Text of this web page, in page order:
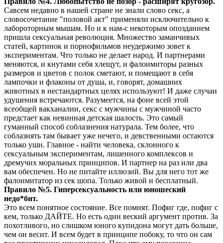
Савсем недавно в нашей стране не знали слово секс, а
словосочетание "половой акт" применяли исключительно к
лабороторным мышам. Но и к нам-с некоторым опозданием
пришла сексуальная революция. Множество заманчивых
статей, картинок и порнофильмов неудержимо зовет к
экспериментам. Что только не делает народ. И партнерами
меняются, и кнутами себя хлещут, и фалоимиторы разных
размеров и цветов с полок сметают, и помещают в себя
лампочки и флаконы от душа, и, говорят, домашних
животных в нестандартных целях используют! И даже случаи
удушения встречаются. Разумеется, на фоне всей этой
всеобщей вакханалии, секс с мужчины с мужчиной часто
предстает как невинная детская шалость. Это самый
гуманный способ соблазнения натурала. Тем более, что
соблазнять там бывает уже нечего, и девственными остаются
только уши. Главное - найти человека, склонного к
сексуальным экспериментам, лишенного комплексов и
дремучих моральных принципов. И партнер на раз или два
вам обеспечен. Но не питайте иллюзий. Вы для него тот же
фалоимитатор из сек шопа. Только живой и бесплатный.
Правило №5. Гиперсексуальность или юношеский
недо*бит.
Это всем понятное состояние. Все помнят. Пофиг где, пофиг с
кем, только ДАЙТЕ. Но есть один веский аргумент против. За
похотливого, но слишком юного купидона могут дать больше,
чем он весит. И всем будет в принципе побоку, то что он сам